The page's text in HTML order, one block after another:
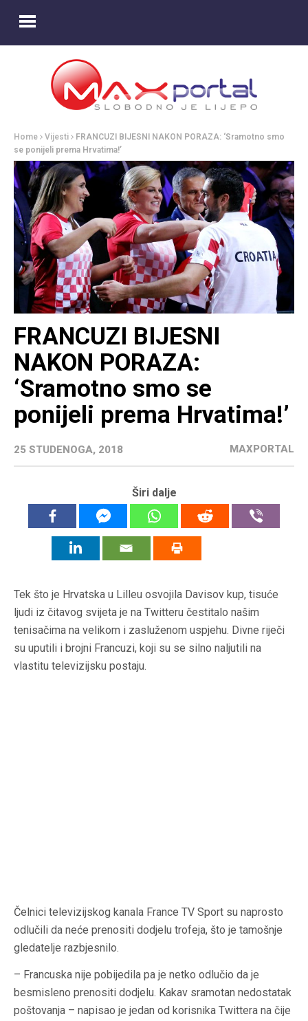
Home Vijesti
FRANCUZI BIJESNI NAKON PORAZA: ‘Sramotno smo
se ponijeli prema Hrvatima!’
FRANCUZI BIJESNI
NAKON PORAZA:
‘Sramotno smo se
ponijeli prema Hrvatima!’
25 STUDENOGA, 2018 MAXPORTAL
Širi dalje
Tek što je Hrvatska u Lilleu osvojila Davisov kup, tisuće
ljudi iz čitavog svijeta je na Twitteru čestitalo našim
tenisačima na velikom i zasluženom uspjehu. Divne riječi
su uputili i brojni Francuzi, koji su se silno naljutili na
vlastitu televizijsku postaju.
Čelnici televizijskog kanala France TV Sport su naprosto
odlučili da neće prenositi dodjelu trofeja, što je tamošnje
gledatelje razbjesnilo.
– Francuska nije pobijedila pa je netko odlučio da je
besmisleno prenositi dodjelu. Kakav sramotan nedostatak
poštovanja – napisao je jedan od korisnika Twittera na čije